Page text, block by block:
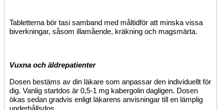
Tabletterna bör tasi samband med måltidför att minska vissa
biverkningar, såsom illamående, kräkning och magsmärta.
Vuxna och äldrepatienter
Dosen bestäms av din läkare som anpassar den individuellt för
dig. Vanlig startdos är 0,5‑1 mg kabergolin dagligen. Dosen
ökas sedan gradvis enligt läkarens anvisningar till en lämplig